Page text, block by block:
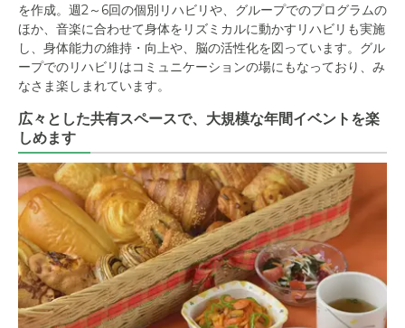
を作成。週2～6回の個別リハビリや、グループでのプログラムの
ほか、音楽に合わせて身体をリズミカルに動かすリハビリも実施
し、身体能力の維持・向上や、脳の活性化を図っています。グル
ープでのリハビリはコミュニケーションの場にもなっており、み
なさま楽しまれています。
広々とした共有スペースで、大規模な年間イベントを楽
しめます